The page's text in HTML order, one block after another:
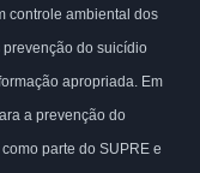
controle ambiental dos
do suicídio
apropriada. Em
a prevenção do
parte do SUPRE e